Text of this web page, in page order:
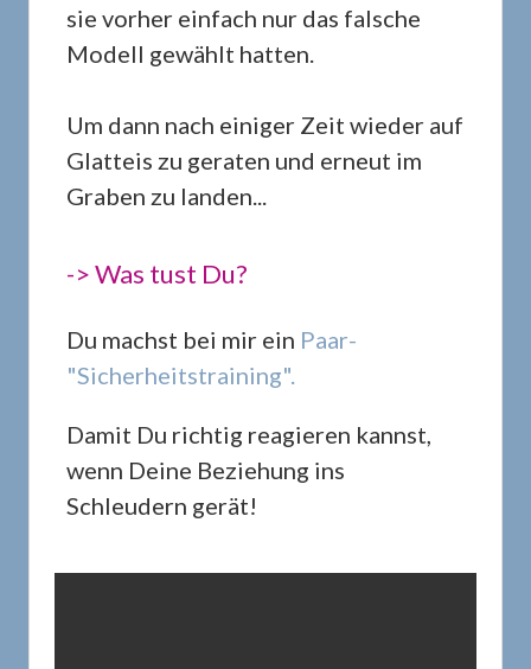
sie vorher einfach nur das falsche
Modell gewählt hatten.
Um dann nach einiger Zeit wieder auf
Glatteis zu geraten und erneut im
Graben zu landen...
-> Was tust Du?
Du machst bei mir ein Paar-
"Sicherheitstraining".
Damit Du richtig reagieren kannst,
wenn Deine Beziehung ins
Schleudern gerät!